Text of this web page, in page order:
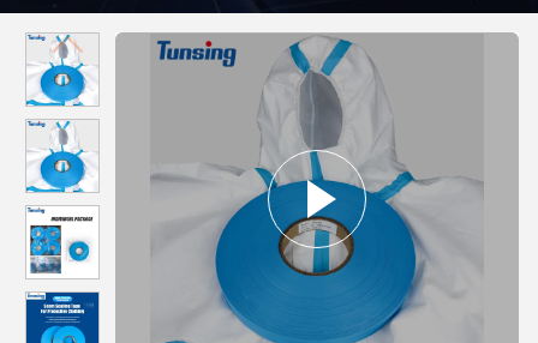
λειωμένων μετάλλων ρόλων καυτά